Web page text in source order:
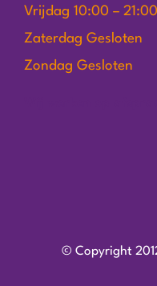
Vrijdag 10:00 –
Zaterdag Gesloten
Zondag Gesloten
© Copyright